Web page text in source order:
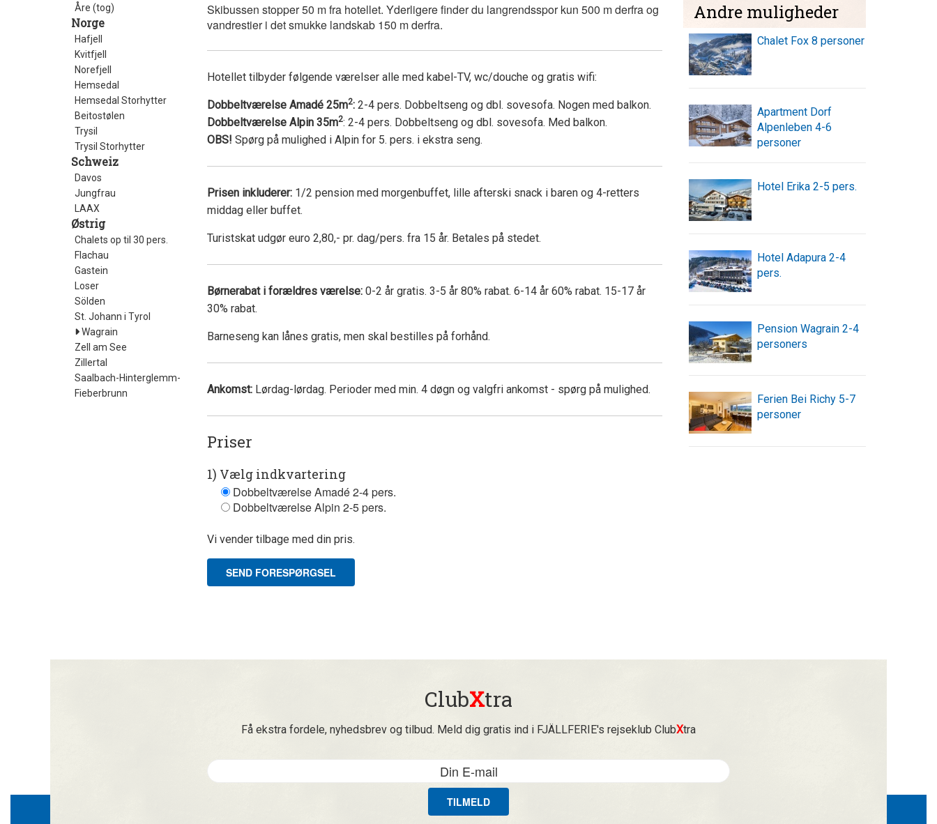
Åre (tog)
Norge
Hafjell
Kvitfjell
Norefjell
Hemsedal
Hemsedal Storhytter
Beitostølen
Trysil
Trysil Storhytter
Schweiz
Davos
Jungfrau
LAAX
Østrig
Chalets op til 30 pers.
Flachau
Gastein
Loser
Sölden
St. Johann i Tyrol
Wagrain
Zell am See
Zillertal
Saalbach-Hinterglemm-
Fieberbrunn
Skibussen stopper 50 m fra hotellet. Yderligere finder du langrendsspor kun 500 m derfra og
vandrestier i det smukke landskab 150 m derfra.
Hotellet tilbyder følgende værelser alle med kabel-TV, wc/douche og gratis wifi:
Dobbeltværelse Amadé 25m2: 2-4 pers. Dobbeltseng og dbl. sovesofa. Nogen med balkon.
Dobbeltværelse Alpin 35m2: 2-4 pers. Dobbeltseng og dbl. sovesofa. Med balkon.
OBS! Spørg på mulighed i Alpin for 5. pers. i ekstra seng.
Prisen inkluderer: 1/2 pension med morgenbuffet, lille afterski snack i baren og 4-retters
middag eller buffet.
Turistskat udgør euro 2,80,- pr. dag/pers. fra 15 år. Betales på stedet.
Børnerabat i forældres værelse: 0-2 år gratis. 3-5 år 80% rabat. 6-14 år 60% rabat. 15-17 år
30% rabat.
Barneseng kan lånes gratis, men skal bestilles på forhånd.
Ankomst: Lørdag-lørdag. Perioder med min. 4 døgn og valgfri ankomst - spørg på mulighed.
Priser
1) Vælg indkvartering
Dobbeltværelse Amadé 2-4 pers.
Dobbeltværelse Alpin 2-5 pers.
Vi vender tilbage med din pris.
SEND FORESPØRGSEL
Andre muligheder
Chalet Fox 8 personer
Apartment Dorf
Alpenleben 4-6
personer
Hotel Erika 2-5 pers.
Hotel Adapura 2-4
pers.
Pension Wagrain 2-4
personers
Ferien Bei Richy 5-7
personer
ClubXtra
Få ekstra fordele, nyhedsbrev og tilbud. Meld dig gratis ind i FJÄLLFERIE's rejseklub ClubXtra
TILMELD